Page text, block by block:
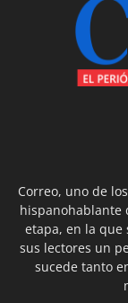
Correo, uno de
hispanohablante
etapa, en la que
sus lectores un
sucede tanto